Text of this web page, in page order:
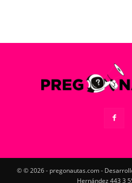
© © 2026 - pregonautas.com -
Hernández 443 3